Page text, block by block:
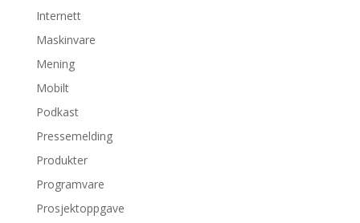
Internett
Maskinvare
Mening
Mobilt
Podkast
Pressemelding
Produkter
Programvare
Prosjektoppgave